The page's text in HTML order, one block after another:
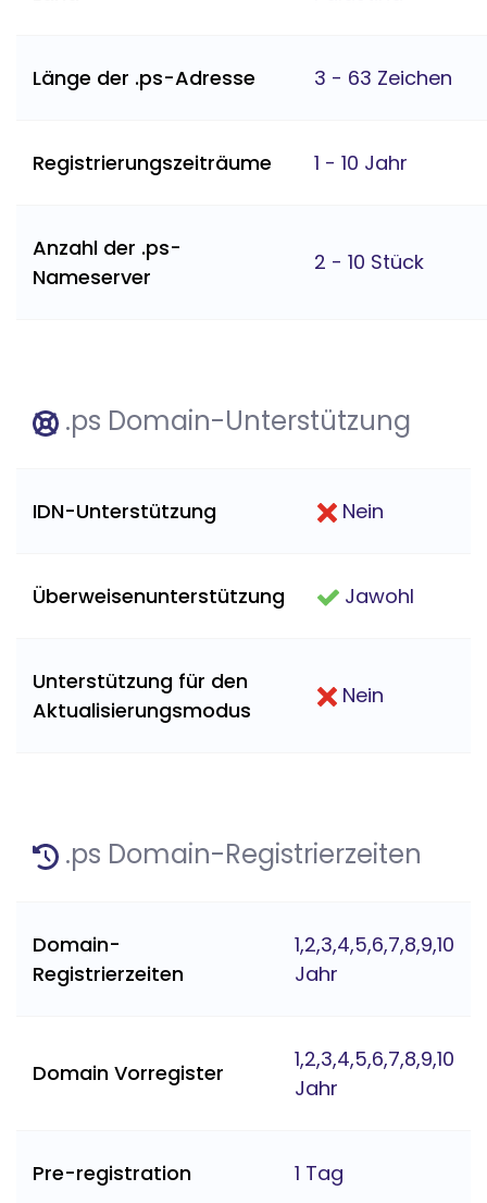
Länge der .ps-Adresse 3 - 63 Zeichen
Registrierungszeiträume 1 - 10 Jahr
Anzahl der .ps-
Nameserver
2 - 10 Stück
.ps Domain-Unterstützung
IDN-Unterstützung Nein
Überweisenunterstützung Jawohl
Unterstützung für den
Aktualisierungsmodus
Nein
.ps Domain-Registrierzeiten
Domain-
Registrierzeiten
1,2,3,4,5,6,7,8,9,10
Jahr
Domain Vorregister
1,2,3,4,5,6,7,8,9,10
Jahr
Pre-registration 1 Tag